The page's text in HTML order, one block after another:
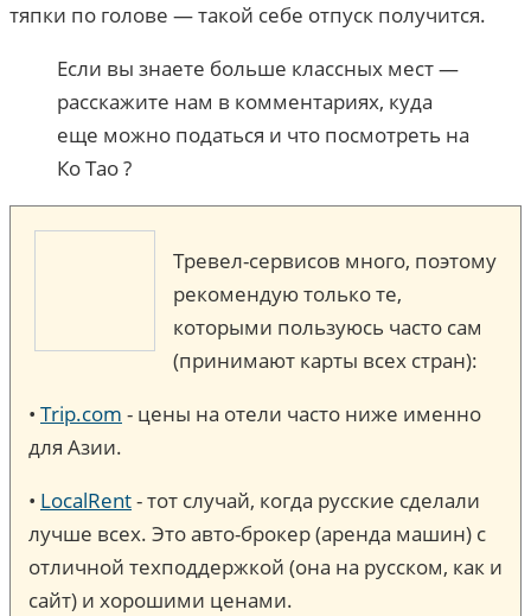
тяпки по голове — такой себе отпуск получится.
Если вы знаете больше классных мест —
расскажите нам в комментариях, куда
еще можно податься и что посмотреть на
Ко Тао ?
Тревел-сервисов много, поэтому
рекомендую только те,
которыми пользуюсь часто сам
(принимают карты всех стран):
• Trip.com - цены на отели часто ниже именно
для Азии.
• LocalRent- тот случай, когда русские сделали
лучше всех. Это авто-брокер (аренда машин) c
отличной техподдержкой (она на русском, как и
сайт) и хорошими ценами.